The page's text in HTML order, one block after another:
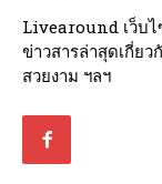
Livearound เว็บไ
ข่าวสารล่าสุดเกี่ยว
สวยงาม ฯลฯ